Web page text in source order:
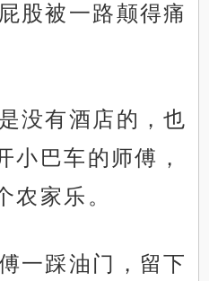
股被一路颠得痛
没有酒店的，也
小巴车的师傅，
农家乐。
一踩油门，留下